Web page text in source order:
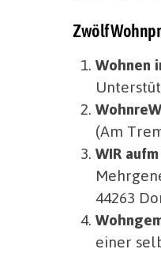
Zwölf
Wohnen
(Am
WIR
44263
einer